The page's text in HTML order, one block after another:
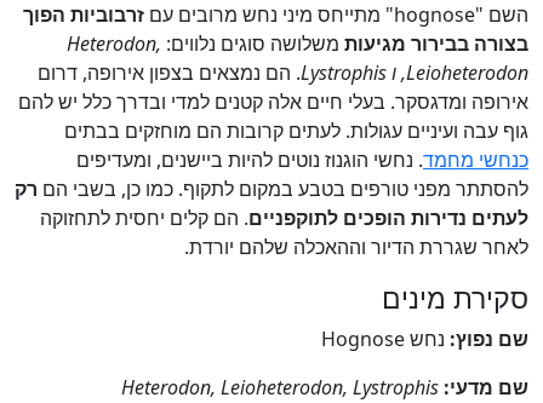
השם "hognose" מתייחס מיני נחש מרובים עם
זרבוביות הפוך
בצורה בבירור מגיעות משלושה סוגים נלווים: Heterodon,
Leioheterodon, ו Lystrophis
. הם נמצאים בצפון אירופה, דרום
אירופה ומדגסקר. בעלי חיים אלה קטנים למדי ובדרך כלל יש להם
גוף עבה ועיניים עגולות. לעתים קרובות הם מוחזקים בבתים
כנחשי מחמד. נחשי הוגנוז נוטים להיות ביישנים, ומעדיפים
להסתתר מפני טורפים בטבע במקום לתקוף. כמו כן, בשבי הם רק
לעתים נדירות הופכים לתוקפניים. הם קלים יחסית לתחזוקה
לאחר שגררת הדיור וההאכלה שלהם יורדת.
סקירת מינים
שם נפוץ: נחש Hognose
שם מדעי: Heterodon, Leioheterodon, Lystrophis